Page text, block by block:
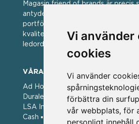
Vi använder
cookies
Vi använder
förbättra din
vår webbplats, för
personligt innehåll
Magasin friend of brands är precis
antyder; en vän av varumärken. Vi
portfölj med välkända varumärken
kvalitet. För oss har kvalitet alltid
ledorden och som styrt vår
VÅRA VARUMÄRKEN
Ad Hoc ▪ Bialetti ▪ Cole & Mason ▪
Duralex ▪ Forged ▪ G3 Ferrari ▪ Ken
LSA International ▪ Laguiole Style
Cash ▪ Pintinox ▪ Plate-it ▪ Price